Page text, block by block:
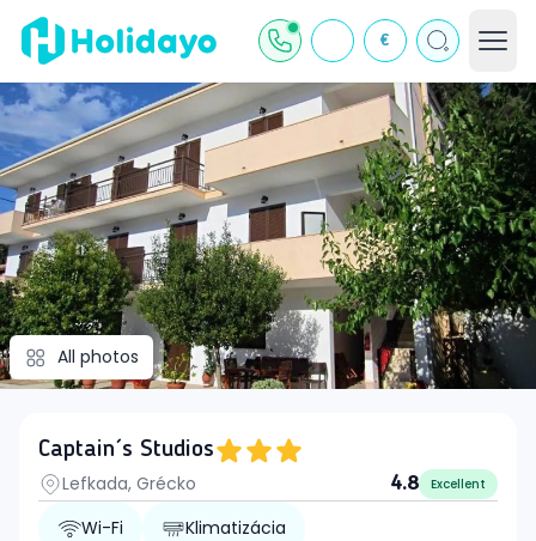
€
All photos
Captain´s Studios
Lefkada, Grécko
4.8 Excellent
Wi-Fi Klimatizácia